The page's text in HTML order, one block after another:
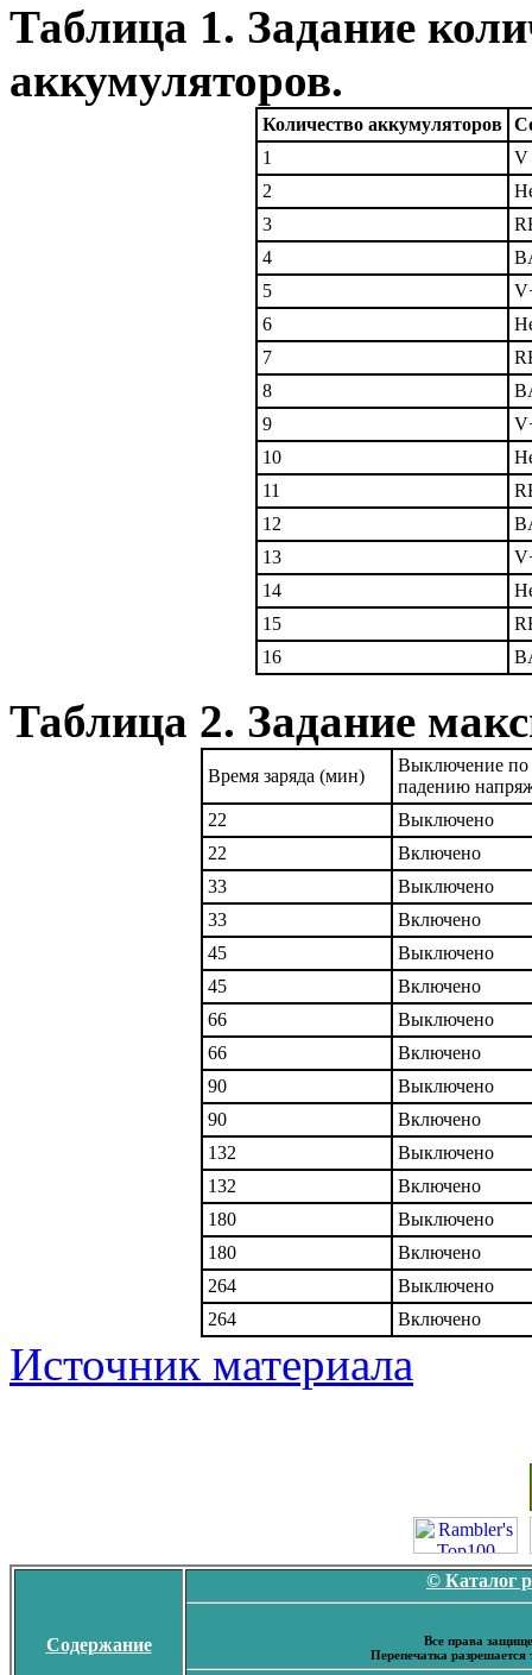
Таблица 1. Задание
аккумуляторов.
Количество аккумуляторов
1
V
2
3
4
5
6
7
8
9
10
11
12
13
14
15
16
Таблица 2. Задание
Время заряда (мин)
Выключение по
падению
22
Выключено
22
Включено
33
Выключено
33
Включено
45
Выключено
45
Включено
66
Выключено
66
Включено
90
Выключено
90
Включено
132
Выключено
132
Включено
180
Выключено
180
Включено
264
Выключено
264
Включено
Источник материала
Содержание
© Каталог
Все права
Перепечатка